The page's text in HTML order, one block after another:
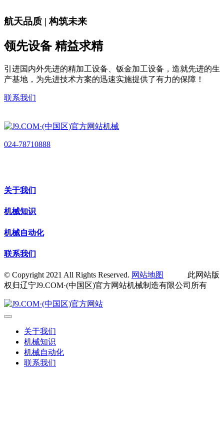
航天品质 | 构筑未来
领先设备 精益求精
引进国内外先进的精加工设备、钣金加工设备，造就先进的生
产基地，为先进技术方案的迅速实施提供了有力的保障！
联系我们
024-78710888
关于我们
机械知识
机械自动化
联系我们
© Copyright 2021 All Rights Reserved. 网站地图
此网站版
权归辽宁J9.COM·(中国区)官方网站机械制造有限公司所有
关于我们
机械知识
机械自动化
联系我们